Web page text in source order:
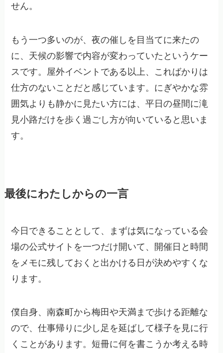
せん。
もう一つ多いのが、夜の催しを目当てに来たの
に、天候の影響で内容が変わっていたというケー
スです。屋外イベントである以上、こればかりは
仕方のないことだと感じています。にぎやかな雰
囲気よりも静かに見たい方には、平日の昼間に滝
見小路だけを歩く過ごし方が向いていると思いま
す。
最後にわたしからの一言
今日できることとして、まずは気になっている会
場の公式サイトを一つだけ開いて、開催日と時間
をメモに残しておくと出かける日が決めやすくな
ります。
僕自身、南森町から梅田や天満まで歩ける距離な
ので、仕事帰りに少し足を延ばして様子を見に行
くことがあります。短冊に何を書こうか考える時